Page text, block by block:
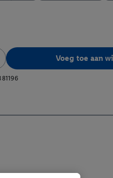
Voeg toe aan